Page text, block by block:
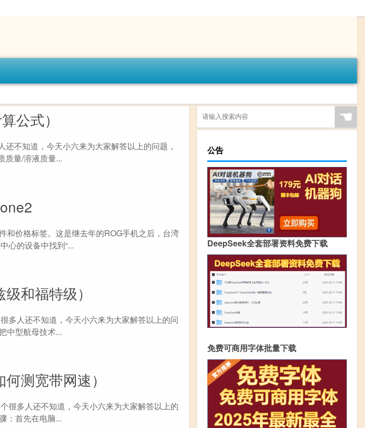
公式）
不知道，今天小六来为大家解答以上的问题，
质量/溶液质量...
和价格标签。这是继去年的ROG手机之后，台湾
心的设备中找到“...
和福特级）
多人还不知道，今天小六来为大家解答以上的问
中型航母技术...
测宽带网速）
很多人还不知道，今天小六来为大家解答以上的
：首先在电脑...
☚
公告
DeepSeek全套部署资料免费下载
免费可商用字体批量下载